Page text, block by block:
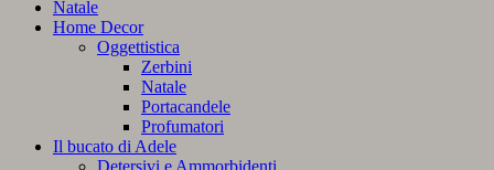
Natale
Home Decor
Oggettistica
Zerbini
Natale
Portacandele
Profumatori
Il bucato di Adele
Detersivi e Ammorbidenti